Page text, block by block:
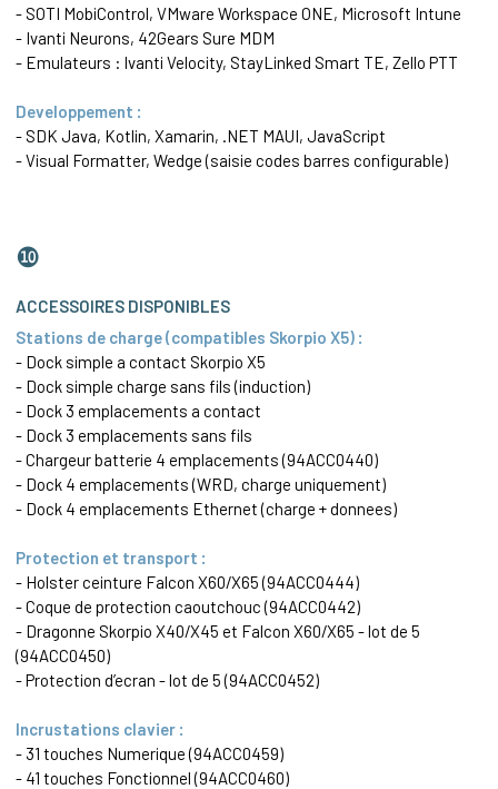
- SOTI MobiControl, VMware Workspace ONE, Microsoft Intune
- Ivanti Neurons, 42Gears Sure MDM
- Emulateurs : Ivanti Velocity, StayLinked Smart TE, Zello PTT
Developpement :
- SDK Java, Kotlin, Xamarin, .NET MAUI, JavaScript
- Visual Formatter, Wedge(saisie codes barres configurable)
❿
ACCESSOIRES DISPONIBLES
Stations de charge (compatibles Skorpio X5) :
- Dock simple a contact Skorpio X5
- Dock simple charge sans fils (induction)
- Dock 3 emplacements a contact
- Dock 3 emplacements sans fils
- Chargeur batterie 4 emplacements (94ACC0440)
- Dock 4 emplacements (WRD, charge uniquement)
- Dock 4 emplacements Ethernet(charge + donnees)
Protection et transport :
- Holster ceinture Falcon X60/X65 (94ACC0444)
- Coque de protection caoutchouc (94ACC0442)
- Dragonne Skorpio X40/X45 et Falcon X60/X65 - lot de 5
(94ACC0450)
- Protection d’ecran - lot de 5 (94ACC0452)
Incrustations clavier :
- 31 touches Numerique (94ACC0459)
- 41 touches Fonctionnel (94ACC0460)